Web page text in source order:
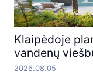
Klaipėdoje
vandenų
2026.08.05